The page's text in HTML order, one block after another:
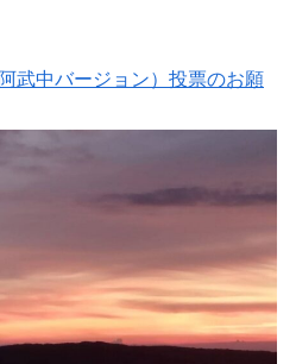
武中バージョン）投票のお願